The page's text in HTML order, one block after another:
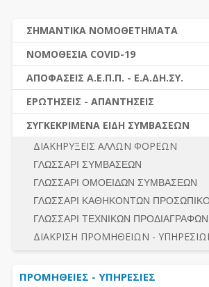
ΣΗΜΑΝΤΙΚΑ ΝΟΜΟΘΕΤΗΜΑΤΑ
ΔΗΜΟΣΙΕΣ ΣΥΜΒΑΣΕΙΣ (Ν. 4412/2016)
ΔΗΜΟΤΙΚΟΣ ΚΩΔΙΚΑΣ (Ν.3463/2006)
ΚΑΛΛΙΚΡΑΤΗΣ (Ν.3852/2010)
ΝΟΜΟΘΕΣΙΑ - ΝΟΜΟΛΟΓΙΑ (ΣΥΝΟΛΟ)
ΝΟΜΟΘΕΣΙΑ COVID-19
ΝΟΜΟΘΕΣΙΑ - ΝΟΜΟΛΟΓΙΑ COVID -19
ΕΡΩΤΗΣΕΙΣ - ΑΠΑΝΤΗΣΕΙΣ
ΑΠΟΦΑΣΕΙΣ Α.Ε.Π.Π. - Ε.Α.ΔΗ.ΣΥ.
ΠΡΟΔΙΚΑΣΤΙΚΗ ΠΡΟΣΦΥΓΗ
ΓΕΝΙΚΟΙ ΚΑΝΟΝΕΣ
ΔΙΚΑΙΟΥΜΕΝΟΙ ΣΥΜΜΕΤΟΧΗΣ
ΠΡΟΣΦΟΡΕΣ – ΔΙΚΑΙΟΛΟΓΗΤΙΚΑ
ΔΙΕΞΑΓΩΓΗ ΔΙΑΔΙΚΑΣΙΑΣ
ΕΣΗΔΗΣ – ΚΗΜΔΗΣ
ΠΕΡΙΛΗΨΕΙΣ ΑΠΟΦΑΣΕΩΝ Α.Ε.Π.Π. -
ΣΥΝΟΛΟ
ΕΡΩΤΗΣΕΙΣ - ΑΠΑΝΤΗΣΕΙΣ
Ν. 4782/2021 - ΤΡΟΠΟΠΟΙΗΣΗ 4412/
ΔΙΕΞΑΓΩΓΗ ΔΙΑΔΙΚΑΣΙΑΣ
ΔΙΑΔΙΚΑΣΙΕΣ ΑΝΑΘΕΣΗΣ
ΓΕΝΙΚΟΙ ΚΑΝΟΝΕΣ
ΠΡΟΕΤΟΙΜΑΣΙΑ - ΔΗΜΟΣΙΟΤΗΤΑ
ΛΟΓΟΙ ΑΠΟΚΛΕΙΣΜΟΥ-
ΠΡΟΣΦΟΡΕΣ - ΔΙΚΑΙΟΛΟΓΗΤΙΚΑ
ΣΥΓΚΕΚΡΙΜΕΝΑ ΕΙΔΗ ΣΥΜΒΑΣΕΩΝ
ΔΙΑΚΗΡΥΞΕΙΣ ΑΛΛΩΝ ΦΟΡΕΩΝ
ΓΛΩΣΣΑΡΙ ΣΥΜΒΑΣΕΩΝ
ΓΛΩΣΣΑΡΙ ΟΜΟΕΙΔΩΝ ΣΥΜΒΑΣΕΩΝ
ΓΛΩΣΣΑΡΙ ΚΑΘΗΚΟΝΤΩΝ
ΓΛΩΣΣΑΡΙ ΤΕΧΝΙΚΩΝ ΠΡΟΔΙΑΓΡΑΦΩΝ
ΔΙΑΚΡΙΣΗ ΠΡΟΜΗΘΕΙΩΝ -
ΠΡΟΜΗΘΕΙΕΣ - ΥΠΗΡΕΣΙΕΣ